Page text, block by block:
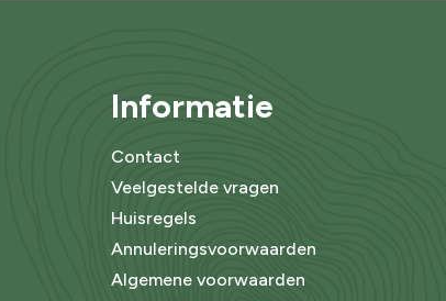
Informatie
Contact
Veelgestelde vragen
Huisregels
Annuleringsvoorwaarden
Algemene voorwaarden